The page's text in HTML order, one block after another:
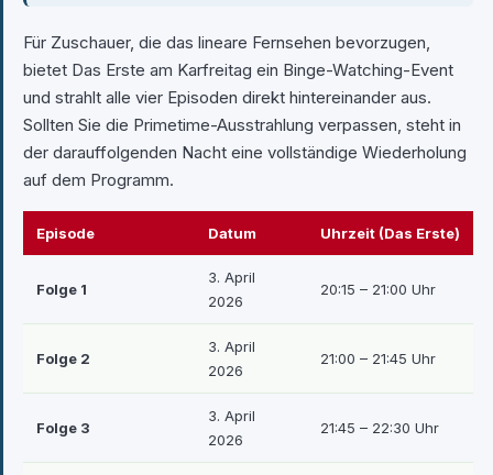
Für Zuschauer, die das lineare Fernsehen bevorzugen,
bietet Das Erste am Karfreitag ein Binge-Watching-Event
und strahlt alle vier Episoden direkt hintereinander aus.
Sollten Sie die Primetime-Ausstrahlung verpassen, steht in
der darauffolgenden Nacht eine vollständige Wiederholung
auf dem Programm.
Episode Datum Uhrzeit (Das Erste)
Folge 1
3. April
2026
20:15 – 21:00 Uhr
Folge 2
3. April
2026
21:00 – 21:45 Uhr
Folge 3
3. April
2026
21:45 – 22:30 Uhr